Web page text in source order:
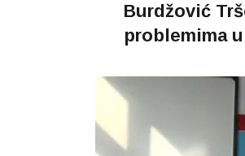
Burdžović
problemima